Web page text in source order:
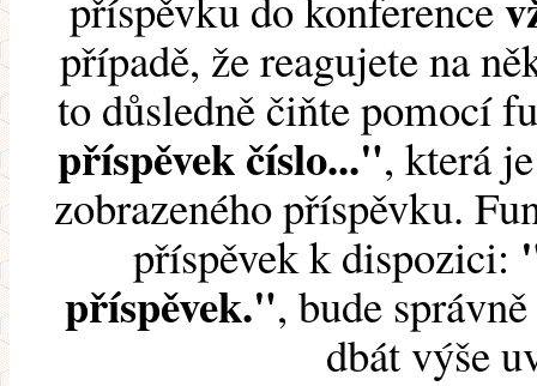
případě, že reagujete na
to důsledně čiňte pomocí
příspěvek číslo...", která
zobrazeného příspěvku.
příspěvek k dispozici:
příspěvek.", bude
dbát výše